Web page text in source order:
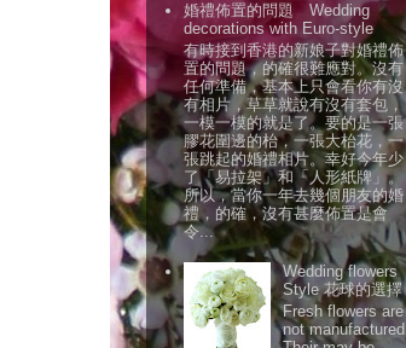
婚禮佈置的問題 Wedding
decorations with Euro-style
有時接到香港的新娘子對婚禮佈
置的問題，的確很難應對。沒有
任何準備，基本上只會看你有沒
有相片，草草就說有沒有套包，
一模一模的就是了。要的是一張
膠花圍邊的枱，一張大枱花，一
張跳起的婚禮相片。幸好今年少
了「易拉架」和「人形紙牌」。
所以，當你一年去幾個朋友的婚
禮，的確，沒有甚麼佈置是會
令...
Wedding flowers
Style 花球的選擇
Fresh flowers are
not manufactured.